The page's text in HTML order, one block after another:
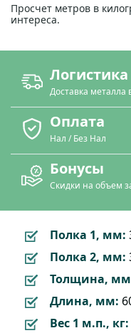
Просчет метров в
интереса.
Логистика
Доставка металла
Оплата
Нал / Без Нал
Бонусы
Скидки на объем
Полка 1, мм:
Полка 2, мм:
Толщина,
Длина, мм:
Вес 1 м.п., кг: